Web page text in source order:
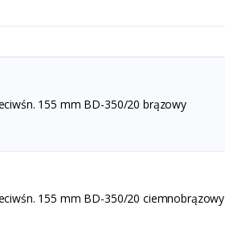
155 mm BD-350/20 brązowy
155 mm BD-350/20 ciemnobrązowy